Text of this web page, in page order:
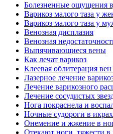
Болезненные ощущения
Варикоз малого таза у
Варикоз малого таза у
Венозная дисплазия
Венозная
Выпячивающиеся вены
Как лечат варикоз
Клеевая облитерация вен
Лазерное лечение
Лечение варикозного
Лечение сосудистых
Нога покраснела и
Ночные судороги в икрах
Онемение и жжение в
Отекают ноги, тяжести в